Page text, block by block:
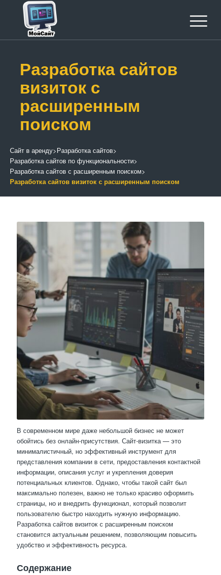
Разработка сайтов
визиток с
расширенным
поиском
Сайт в аренду>Разработка сайтов>
Разработка сайтов по функциональности>
Разработка сайтов с расширенным поиском>
Разработка сайтов визиток с расширенным поиском
В современном мире даже небольшой бизнес не может
обойтись без онлайн-присутствия. Сайт-визитка — это
минималистичный, но эффективный инструмент для
представления компании в сети, предоставления контактной
информации, описания услуг и укрепления доверия
потенциальных клиентов. Однако, чтобы такой сайт был
максимально полезен, важно не только красиво оформить
страницы, но и внедрить функционал, который позволит
пользователю быстро находить нужную информацию.
Разработка сайтов визиток с расширенным поиском
становится актуальным решением, позволяющим повысить
удобство и эффективность ресурса.
Содержание